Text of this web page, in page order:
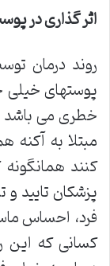
اثر گذاری در
روند درمان
پوستهای
خطری می باشد
مبتلا به آکنه
کنند
پزشکان تایید
فرد، احساس
کسانی که این